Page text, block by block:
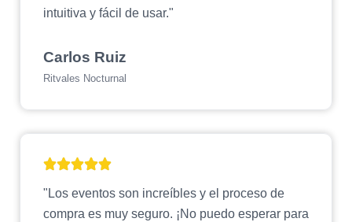
intuitiva y fácil de usar."
Carlos Ruiz
Ritvales Nocturnal
"Los eventos son increíbles y el proceso de
compra es muy seguro. ¡No puedo esperar para